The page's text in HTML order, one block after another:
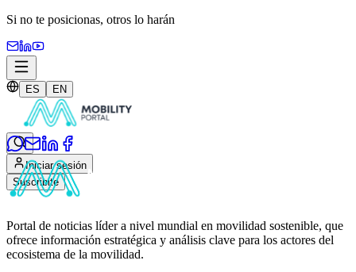
Si no te posicionas, otros lo harán
ES EN
Iniciar sesión
Suscribite
Portal de noticias líder a nivel mundial en movilidad sostenible, que
ofrece información estratégica y análisis clave para los actores del
ecosistema de la movilidad.